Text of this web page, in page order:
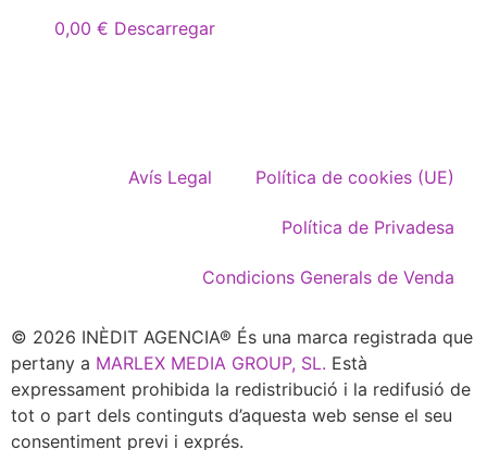
0,00 € Descarregar
Avís Legal Política de cookies (UE)
Política de Privadesa
Condicions Generals de Venda
© 2026 INÈDIT AGENCIA® És una marca registrada que
pertany a MARLEX MEDIA GROUP, SL. Està
expressament prohibida la redistribució i la redifusió de
tot o part dels continguts d’aquesta web sense el seu
consentiment previ i exprés.